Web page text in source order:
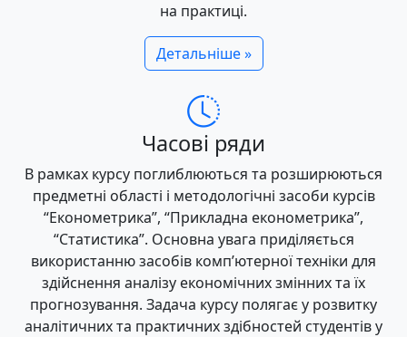
на практиці.
Детальніше »
Часові ряди
В рамках курсу поглиблюються та розширюються
предметні області і методологічні засоби курсів
“Економетрика”, “Прикладна економетрика”,
“Статистика”. Основна увага приділяється
використанню засобів комп’ютерної техніки для
здійснення аналізу економічних змінних та їх
прогнозування. Задача курсу полягає у розвитку
аналітичних та практичних здібностей студентів у